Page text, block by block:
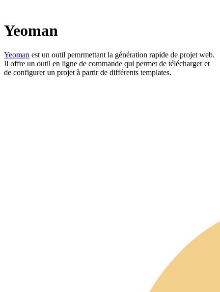
Yeoman
Yeoman est un outil pemrmettant la génération rapide de projet web.
Il offre un outil en ligne de commande qui permet de télécharger et
de configurer un projet à partir de différents templates.